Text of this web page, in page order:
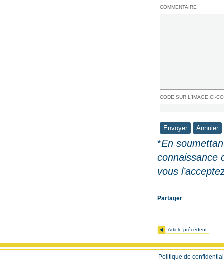
COMMENTAIRE
CODE SUR L'IMAGE CI-
*En
connaissance
vous
Partager
Article précédent
Politique de